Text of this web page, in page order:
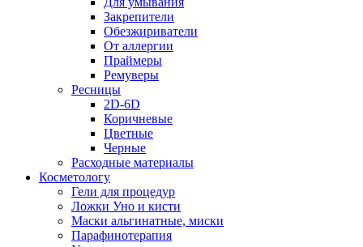
Закрепители
Обезжириватели
От аллергии
Праймеры
Ремуверы
Ресницы
2D-6D
Коричневые
Цветные
Черные
Расходные материалы
Косметологу
Гели для процедур
Ложки Уно и кисти
Маски альгинатные, миски
Парафинотерапия